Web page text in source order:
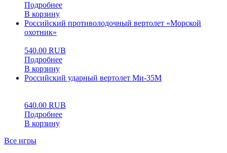
Подробнее
В корзину
Российский противолодочный вертолет «Морской
охотник»
540.00 RUB
Подробнее
В корзину
Российский ударный вертолет Ми-35М
640.00 RUB
Подробнее
В корзину
Все игры